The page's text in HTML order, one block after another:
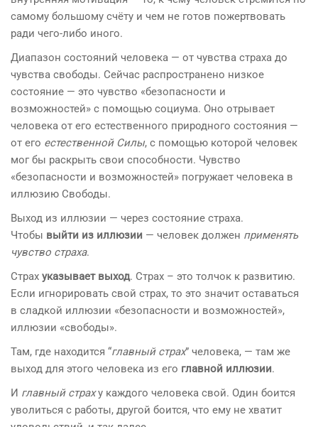
самому большому счёту и чем не готов пожертвовать
ради чего-либо иного.
Диапазон состояний человека — от чувства страха до
чувства свободы. Сейчас распространено низкое
состояние — это чувство «безопасности и
возможностей» с помощью социума. Оно отрывает
человека от его естественного природного состояния —
от его естественной Силы, с помощью которой человек
мог бы раскрыть свои способности. Чувство
«безопасности и возможностей» погружает человека в
иллюзию Свободы.
Выход из иллюзии — через состояние страха.
Чтобы выйти из иллюзии — человек должен применять
чувство страха.
Страх указывает выход. Страх – это толчок к развитию.
Если игнорировать свой страх, то это значит оставаться
в сладкой иллюзии «безопасности и возможностей»,
иллюзии «свободы».
Там, где находится “главный страх” человека, — там же
выход для этого человека из его главной иллюзии.
И главный страху каждого человека свой. Один боится
уволиться с работы, другой боится, что ему не хватит